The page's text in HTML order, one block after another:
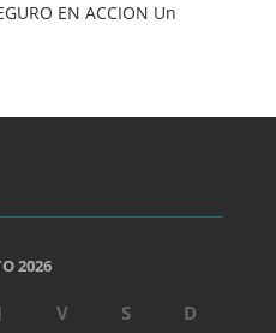
EN ACCION Un
2026
V S
D